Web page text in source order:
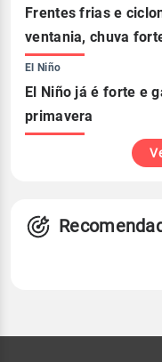
Frentes frias e
ventania, chuva
El Niño
El Niño já é forte e
primavera